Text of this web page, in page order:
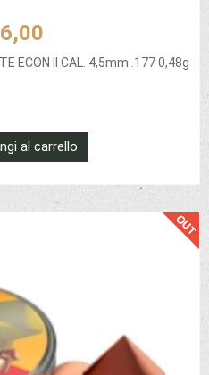
ECON II CAL. 4,5mm .177 0,48g
al carrello